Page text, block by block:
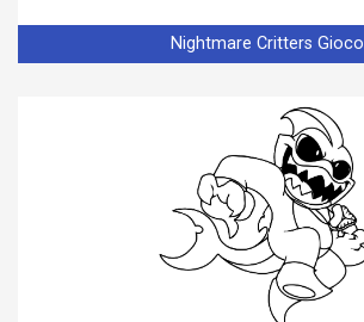
Nightmare Critters Gioco